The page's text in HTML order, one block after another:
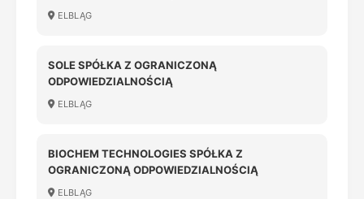
ELBLĄG
SOLE SPÓŁKA Z OGRANICZONĄ
ODPOWIEDZIALNOŚCIĄ
ELBLĄG
BIOCHEM TECHNOLOGIES SPÓŁKA Z
OGRANICZONĄ ODPOWIEDZIALNOŚCIĄ
ELBLĄG